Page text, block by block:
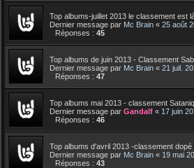
Top albums-juillet 2013 le classement est
Dernier message par Mc Brain « 25 août
Réponses : 45
Top albums de juin 2013 - Classement
Dernier message par Mc Brain « 21 juil.
Réponses : 47
Top albums mai 2013 - classement
Dernier message par Gandalf « 17 juin
Réponses : 46
Top albums d'avril 2013 -classement
Dernier message par Mc Brain « 19 mai
Réponses : 43